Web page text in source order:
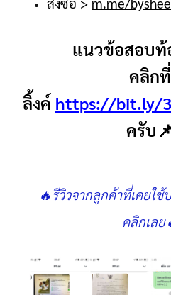
แนวข้อสอบท้
คลิกที่
ลิ้งค์ https://bit.ly/
ครับ
🔥รีวิวจากลูกค้าที่เคยใช้
คลิกเลย